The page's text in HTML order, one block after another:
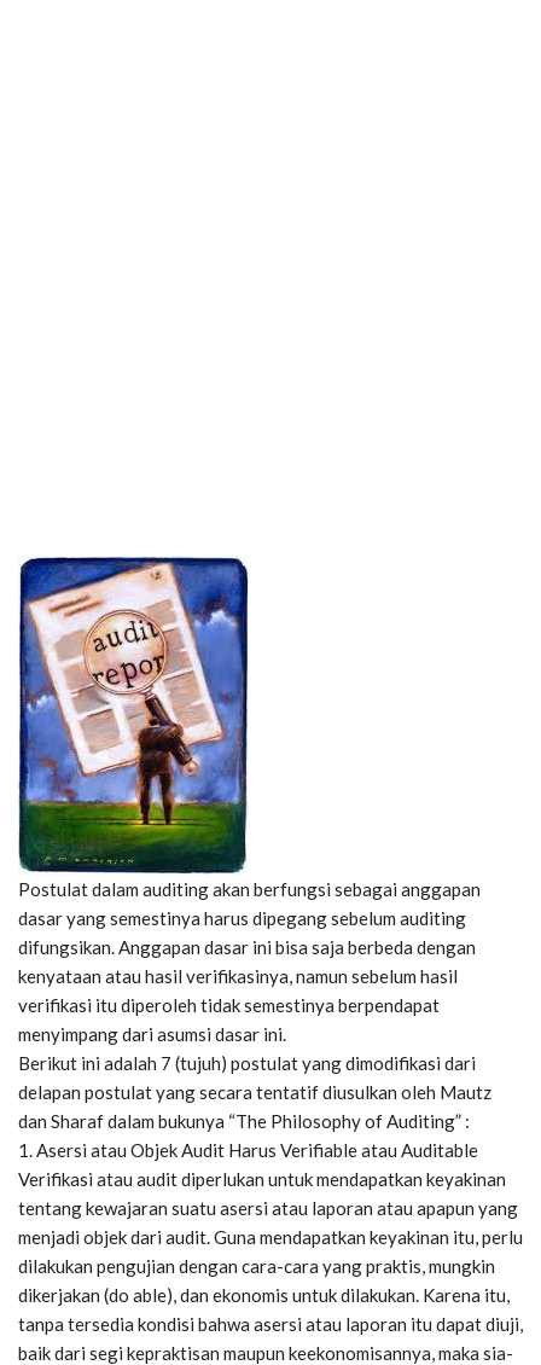
Postulat dalam auditing akan berfungsi sebagai anggapan
dasar yang semestinya harus dipegang sebelum auditing
difungsikan. Anggapan dasar ini bisa saja berbeda dengan
kenyataan atau hasil verifikasinya, namun sebelum hasil
verifikasi itu diperoleh tidak semestinya berpendapat
menyimpang dari asumsi dasar ini.
Berikut ini adalah 7 (tujuh) postulat yang dimodifikasi dari
delapan postulat yang secara tentatif diusulkan oleh Mautz
dan Sharaf dalam bukunya “The Philosophy of Auditing” :
1. Asersi atau Objek Audit Harus Verifiable atau Auditable
Verifikasi atau audit diperlukan untuk mendapatkan keyakinan
tentang kewajaran suatu asersi atau laporan atau apapun yang
menjadi objek dari audit. Guna mendapatkan keyakinan itu, perlu
dilakukan pengujian dengan cara-cara yang praktis, mungkin
dikerjakan (do able), dan ekonomis untuk dilakukan. Karena itu,
tanpa tersedia kondisi bahwa asersi atau laporan itu dapat diuji,
baik dari segi kepraktisan maupun keekonomisannya, maka sia-